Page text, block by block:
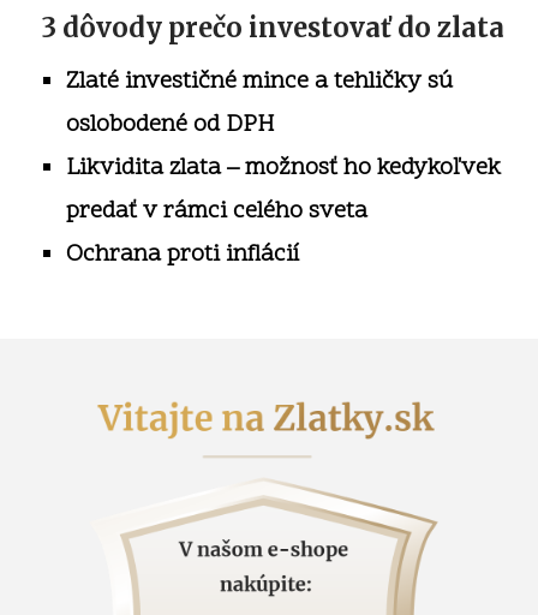
3 dôvody prečo investovať do zlata
Zlaté investičné mince a tehličky sú
oslobodené od DPH
Likvidita zlata – možnosť ho kedykoľvek
predať v rámci celého sveta
Ochrana proti inflácií